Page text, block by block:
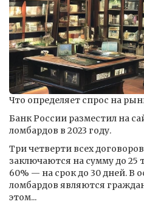
Что определяет спрос на
Банк России разместил на
ломбардов в 2023 году.
Три четверти всех
заключаются на сумму до 25
60% — на срок до 30 дней. В
ломбардов являются
этом...